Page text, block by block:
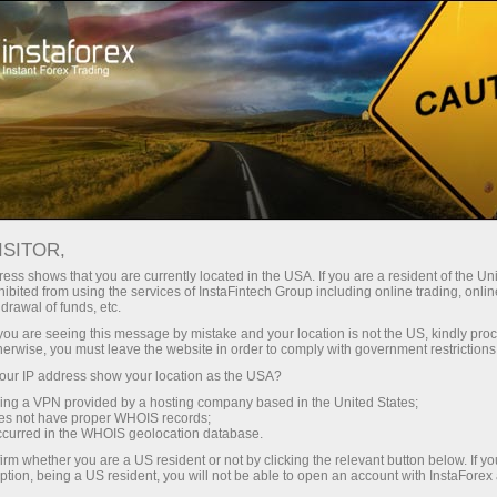
Трейдерам
Торговые условия
JP225.x
65676.22 (%) 07 Aug 2026 06:33
Купить
65676.22
65649.23
shows that you are currently located in the USA. If you are a resident of the
from using the services of InstaFintech Group including online trading,
of funds, etc.
are seeing this message by mistake and your location is not the US, kindly
you must leave the website in order to comply with government
IP address show your location as the USA?
a VPN provided by a hosting company based in the United States;
not have proper WHOIS records;
in the WHOIS geolocation database.
whether you are a US resident or not by clicking the relevant button below. If
being a US resident, you will not be able to open an account with InstaForex